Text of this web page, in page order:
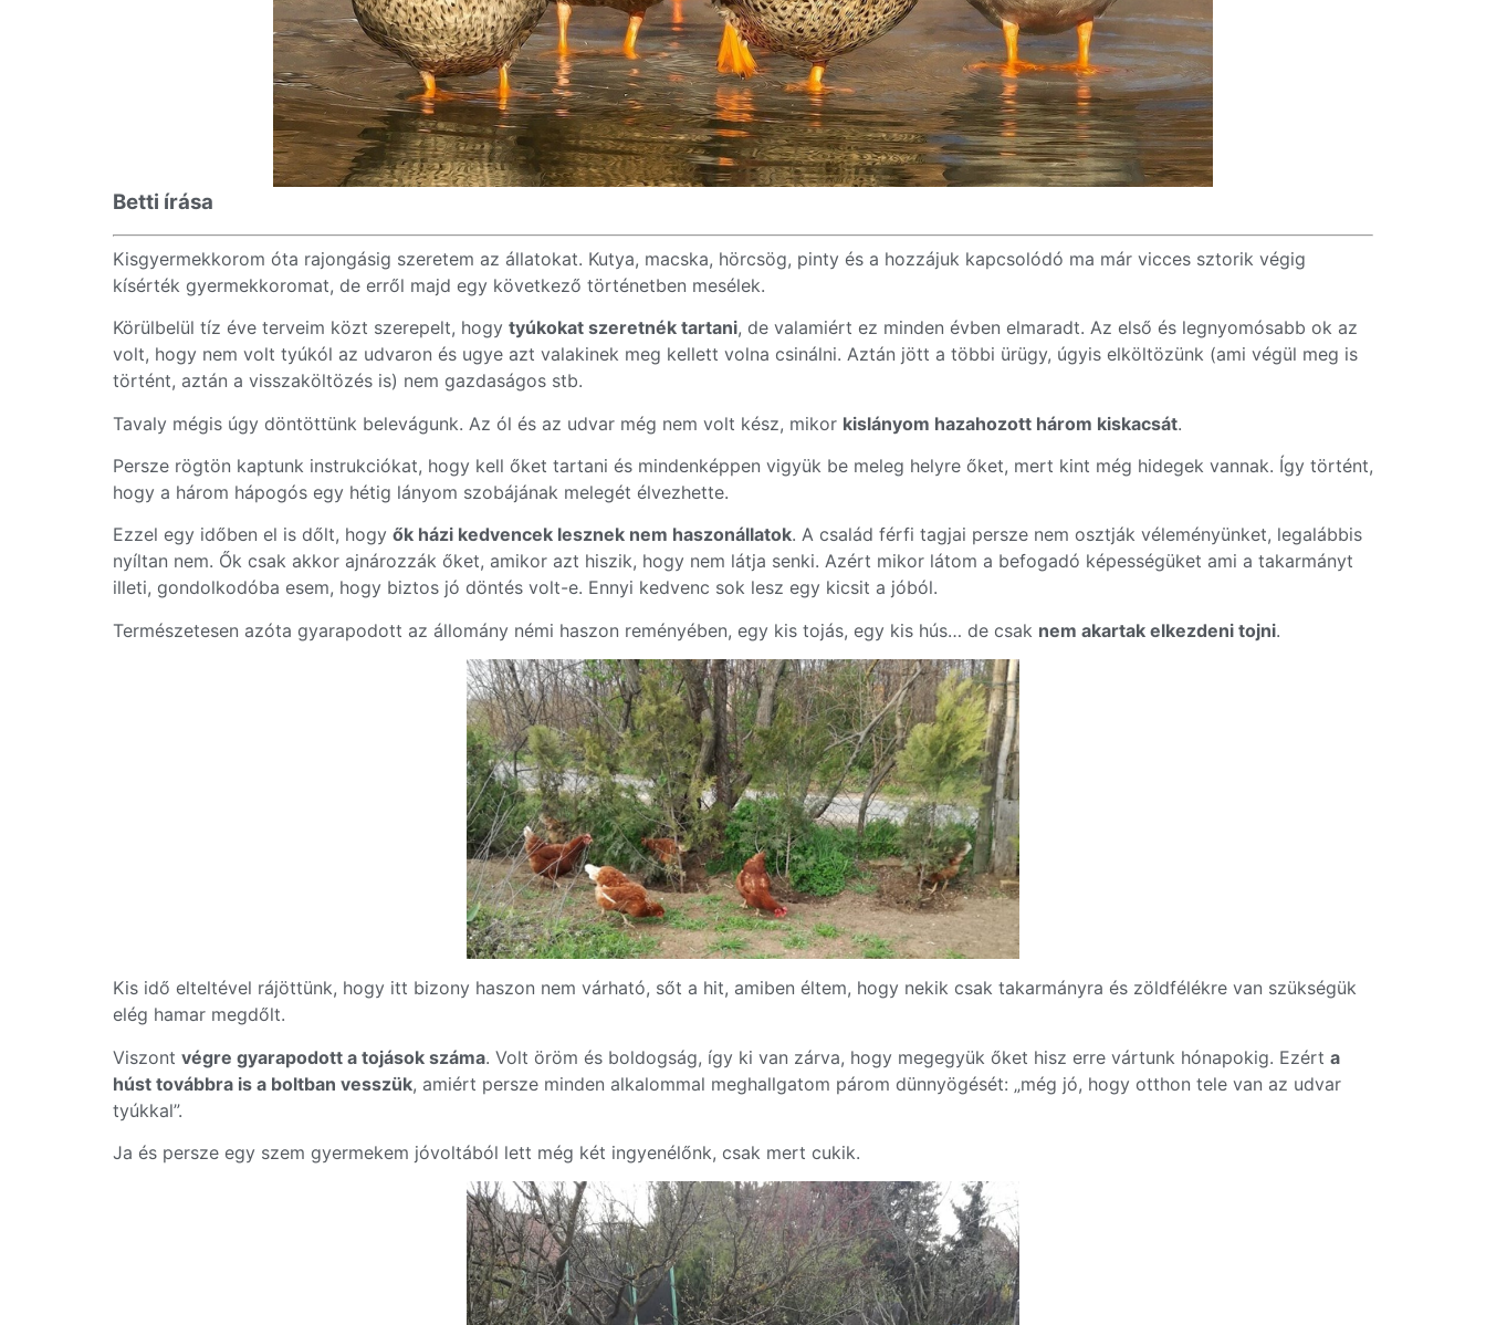
Betti írása
Kisgyermekkorom óta rajongásig szeretem az állatokat. Kutya, macska, hörcsög, pinty és a hozzájuk kapcsolódó ma már vicces sztorik végig
kísérték gyermekkoromat, de erről majd egy következő történetben mesélek.
Körülbelül tíz éve terveim közt szerepelt, hogy tyúkokat szeretnék tartani, de valamiért ez minden évben elmaradt. Az első és legnyomósabb ok az
volt, hogy nem volt tyúkól az udvaron és ugye azt valakinek meg kellett volna csinálni. Aztán jött a többi ürügy, úgyis elköltözünk (ami végül meg is
történt, aztán a visszaköltözés is) nem gazdaságos stb.
Tavaly mégis úgy döntöttünk belevágunk. Az ól és az udvar még nem volt kész, mikor kislányom hazahozott három kiskacsát.
Persze rögtön kaptunk instrukciókat, hogy kell őket tartani és mindenképpen vigyük be meleg helyre őket, mert kint még hidegek vannak. Így történt,
hogy a három hápogós egy hétig lányom szobájának melegét élvezhette.
Ezzel egy időben el is dőlt, hogy ők házi kedvencek lesznek nem haszonállatok. A család férfi tagjai persze nem osztják véleményünket, legalábbis
nyíltan nem. Ők csak akkor ajnározzák őket, amikor azt hiszik, hogy nem látja senki. Azért mikor látom a befogadó képességüket ami a takarmányt
illeti, gondolkodóba esem, hogy biztos jó döntés volt-e. Ennyi kedvenc sok lesz egy kicsit a jóból.
Természetesen azóta gyarapodott az állomány némi haszon reményében, egy kis tojás, egy kis hús… de csak nem akartak elkezdeni tojni.
Kis idő elteltével rájöttünk, hogy itt bizony haszon nem várható, sőt a hit, amiben éltem, hogy nekik csak takarmányra és zöldfélékre van szükségük
elég hamar megdőlt.
Viszont végre gyarapodott a tojások száma. Volt öröm és boldogság, így ki van zárva, hogy megegyük őket hisz erre vártunk hónapokig. Ezért a
húst továbbra is a boltban vesszük, amiért persze minden alkalommal meghallgatom párom dünnyögését: „még jó, hogy otthon tele van az udvar
tyúkkal”.
Ja és persze egy szem gyermekem jóvoltából lett még két ingyenélőnk, csak mert cukik.